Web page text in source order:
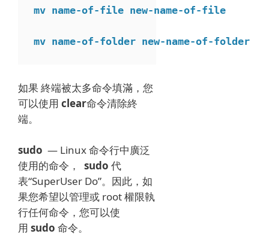
mv name-of-file new-name-of-file
mv name-of-folder new-name-of-folder
如果 終端被太多命令填滿， 您
可以使用 clear命令清除終
端。
sudo — Linux 命令行中廣泛
使用的命令， sudo 代
表“SuperUser Do”。 因此，如
果您希望以管理或 root 權限執
行任何命令，您可以使
用 sudo 命令。